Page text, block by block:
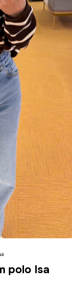
polo Isa